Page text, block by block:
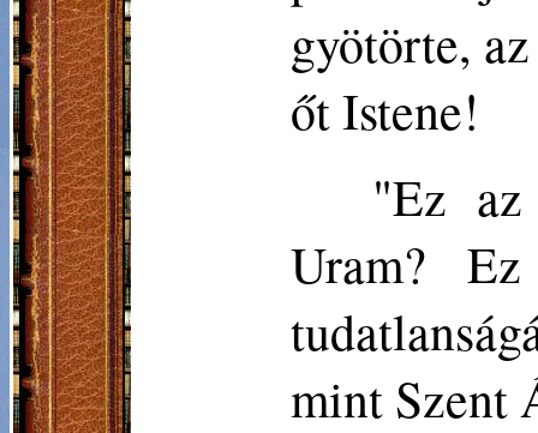
gyötörte,
őt Istene!
"Ez
Uram?
mint Szent